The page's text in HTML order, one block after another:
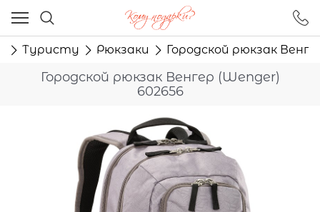
Туристу Рюкзаки Городской рюкзак
Городской рюкзак Венгер (Wenger)
602656
Ваш город - Москва,
угадали?
ДА НЕТ